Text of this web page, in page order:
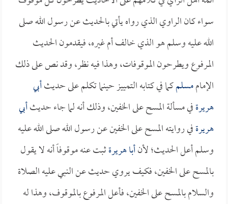
سواء كان الراوي الذي رواه يأتي بالحديث عن رسول الله صلى
الله عليه وسلم هو الذي خالف أم غيره، فيقدمون الحديث
المرفوع ويطرحون الموقوفات، وهذا فيه نظر، وقد نص على ذلك
الإماممسلمكما في كتابه التمييز حينما تكلم على حديثأبي
هريرةفي مسألة المسح على الخفين، وذلك أنه لما جاء حديثأبي
هريرةفي روايته المسح على الخفين عن رسول الله صلى الله عليه
وسلم أعل الحديث؛ لأنأبا هريرةثبت عنه موقوفاً أنه لا يقول
بالمسح على الخفين، فكيف يروي حديث عن النبي عليه الصلاة
والسلام بالمسح على الخفين، فأعل المرفوع بالموقوف، وهذا له